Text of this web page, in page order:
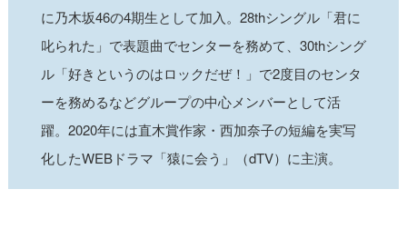
に乃木坂46の4期生として加入。28thシングル「君に
叱られた」で表題曲でセンターを務めて、30thシング
ル「好きというのはロックだぜ！」で2度目のセンタ
ーを務めるなどグループの中心メンバーとして活
躍。2020年には直木賞作家・西加奈子の短編を実写
化したWEBドラマ「猿に会う」（dTV）に主演。